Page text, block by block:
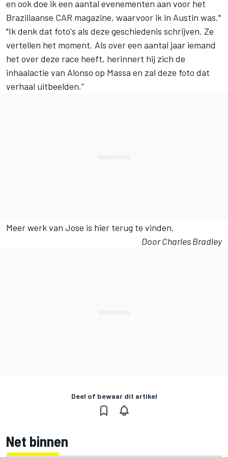
en ook doe ik een aantal evenementen aan voor het
Braziliaanse CAR magazine, waarvoor ik in Austin was."
"Ik denk dat foto's als deze geschiedenis schrijven. Ze
vertellen het moment. Als over een aantal jaar iemand
het over deze race heeft, herinnert hij zich de
inhaalactie van Alonso op Massa en zal deze foto dat
verhaal uitbeelden.”
Meer werk van Jose is hier terug te vinden.
Door Charles Bradley
Deel of bewaar dit artikel
Net binnen